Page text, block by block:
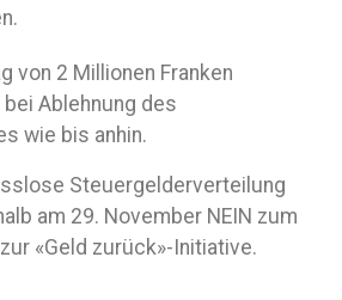
von 2 Millionen Franken
Ablehnung des
wie bis anhin.
Steuergelderverteilung
am 29. November NEIN zum
«Geld zurück»-Initiative.